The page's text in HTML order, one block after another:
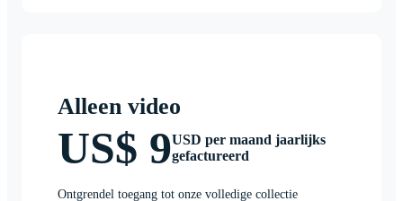
Alleen video
US$ 9USD per maand jaarlijks
gefactureerd
Ontgrendel toegang tot onze volledige collectie